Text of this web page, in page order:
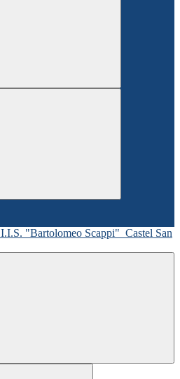
I.I.S. "Bartolomeo Scappi" Castel San